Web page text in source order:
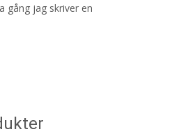
gång jag skriver en